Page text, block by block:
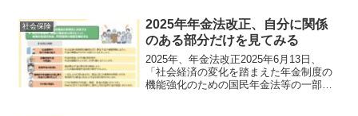
況、4月〜6月の残業次第ということも承
知しているので大体...
社会保険
2025年年金法改正、自分に関係
のある部分だけを見てみる
2025年、年金法改正2025年6月13日、
「社会経済の変化を踏まえた年金制度の
機能強化のための国民年金法等の一部を